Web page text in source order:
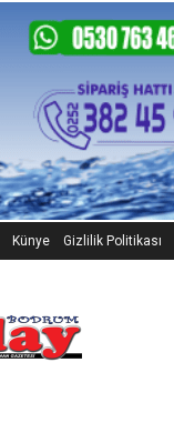
Künye Gizlilik Politikası